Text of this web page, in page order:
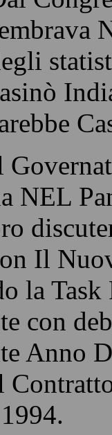
NEL
Il
la
con
Anno